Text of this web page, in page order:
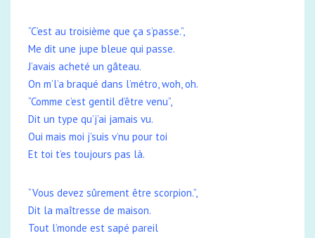
“C’est au troisième que ça s’passe.”,
Me dit une jupe bleue qui passe.
J’avais acheté un gâteau.
On m’l’a braqué dans l’métro, woh, oh.
“Comme c’est gentil d’être venu”,
Dit un type qu’j’ai jamais vu.
Oui mais moi j’suis v’nu pour toi
Et toi t’es toujours pas là.
“Vous devez sûrement être scorpion.”,
Dit la maîtresse de maison.
Tout l’monde est sapé pareil